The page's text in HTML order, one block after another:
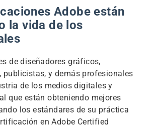
Adobe están
la vida de los
de diseñadores gráficos,
publicistas, y demás profesionales
de los medios digitales y
que están obteniendo mejores
los estándares de su práctica
en Adobe Certified